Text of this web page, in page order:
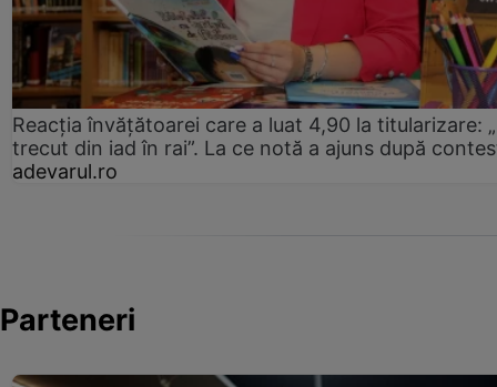
Reacția învățătoarei care a luat 4,90 la titularizare:
trecut din iad în rai”. La ce notă a ajuns după
adevarul.ro
Parteneri